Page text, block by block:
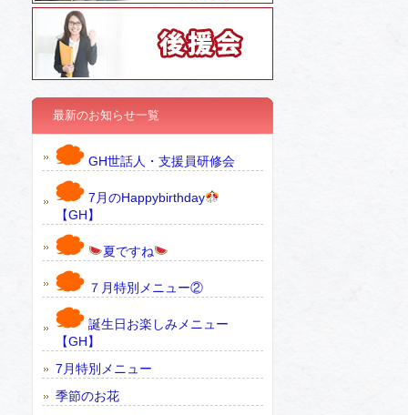
最新のお知らせ一覧
GH世話人・支援員研修会
7月のHappybirthday
【GH】
夏ですね
７月特別メニュー②
誕生日お楽しみメニュー
【GH】
7月特別メニュー
季節のお花